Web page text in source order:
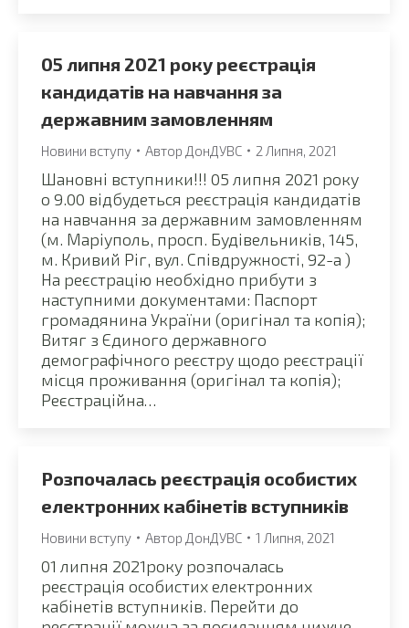
05 липня 2021 року реєстрація
кандидатів на навчання за
державним замовленням
Новини вступу Автор ДонДУВС 2 Липня, 2021
Шановні вступники!!! 05 липня 2021 року
о 9.00 відбудеться реєстрація кандидатів
на навчання за державним замовленням
(м. Маріуполь, просп. Будівельників, 145,
м. Кривий Ріг, вул. Співдружності, 92-а )
На реєстрацію необхідно прибути з
наступними документами: Паспорт
громадянина України (оригінал та копія);
Витяг з Єдиного державного
демографічного реєстру щодо реєстрації
місця проживання (оригінал та копія);
Реєстраційна…
Розпочалась реєстрація особистих
електронних кабінетів вступників
Новини вступу Автор ДонДУВС 1 Липня, 2021
01 липня 2021року розпочалась
реєстрація особистих електронних
кабінетів вступників. Перейти до